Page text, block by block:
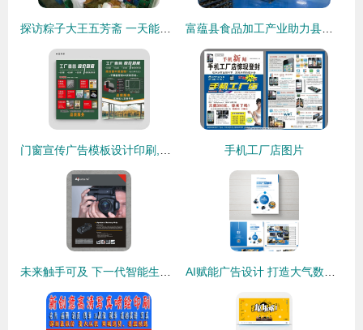
手机工厂店图片